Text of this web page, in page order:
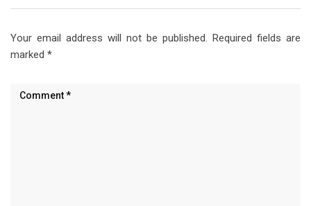
Your email address will not be published. Required fields are
marked *